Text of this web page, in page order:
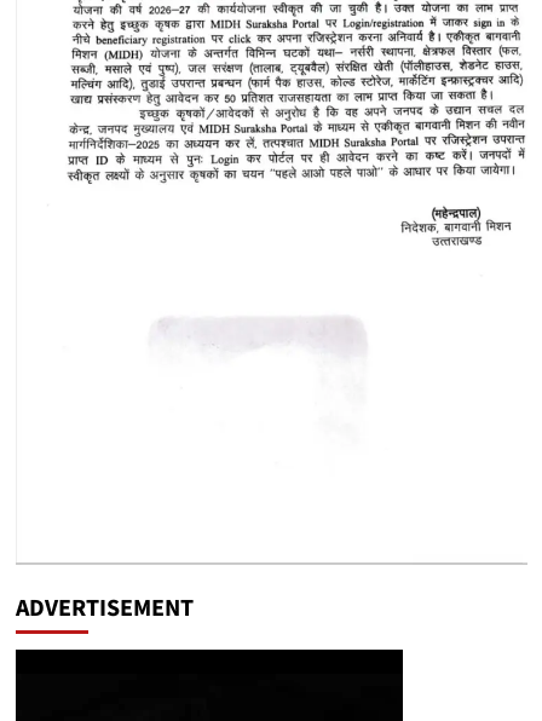
ADVERTISEMENT